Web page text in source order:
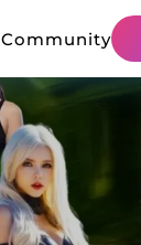
Community